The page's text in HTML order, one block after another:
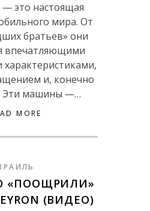
это настоящая
мира. От
братьев» они
впечатляющими
характеристиками,
и, конечно
Эти машины —…
MORE
«ПООЩРИЛИ»
(ВИДЕО)